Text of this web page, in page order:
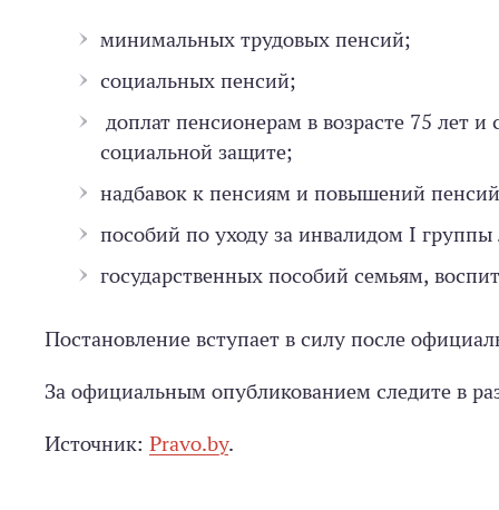
минимальных трудовых пенсий;
социальных пенсий;
доплат пенсионерам в возрасте 75 лет
социальной защите;
надбавок к пенсиям и повышений
пособий по уходу за инвалидом I
государственных пособий семьям,
Постановление вступает в силу после
За официальным опубликованием следите в
Источник: Pravo.by.